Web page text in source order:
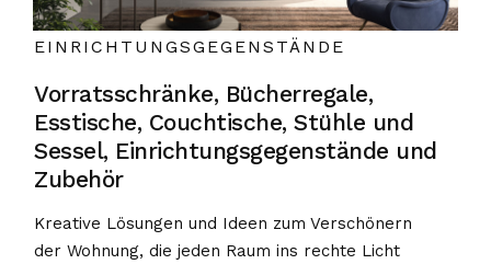
EINRICHTUNGSGEGENSTÄNDE
Vorratsschränke, Bücherregale,
Esstische, Couchtische, Stühle und
Sessel, Einrichtungsgegenstände und
Zubehör
Kreative Lösungen und Ideen zum Verschönern
der Wohnung, die jeden Raum ins rechte Licht